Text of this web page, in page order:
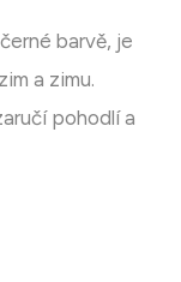
barvě, je
a zimu.
pohodlí a